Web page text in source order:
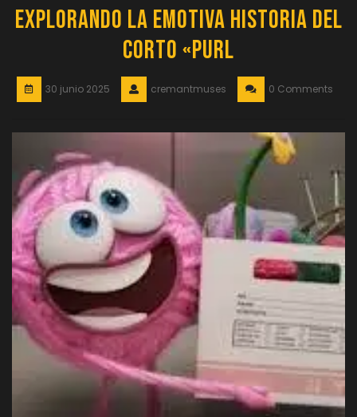
Explorando la Emotiva Historia del
Corto «Purl
30 junio 2025 cremantmuses 0 Comments